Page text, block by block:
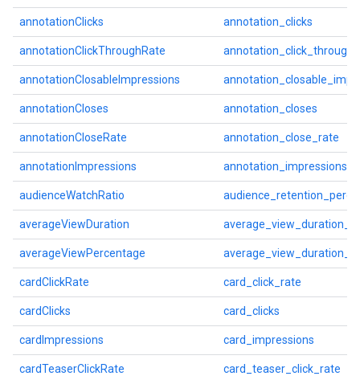
annotationClicks annotation_clicks
annotationClickThroughRate
annotationClosableImpressions
annotationCloses annotation_closes
annotationCloseRate annotation_close_rate
annotationImpressions annotation_impressions
audienceWatchRatio
averageViewDuration
averageViewPercentage
cardClickRate card_click_rate
cardClicks card_clicks
cardImpressions card_impressions
cardTeaserClickRate card_teaser_click_rate